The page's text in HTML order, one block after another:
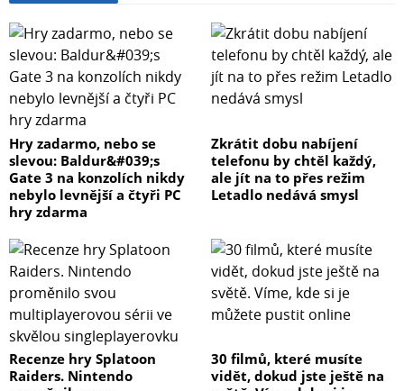
Hry zadarmo, nebo se
slevou: Baldur&#039;s
Gate 3 na konzolích nikdy
nebylo levnější a čtyři PC
hry zdarma
Zkrátit dobu nabíjení
telefonu by chtěl každý,
ale jít na to přes režim
Letadlo nedává smysl
Recenze hry Splatoon
Raiders. Nintendo
30 filmů, které musíte
vidět, dokud jste ještě na